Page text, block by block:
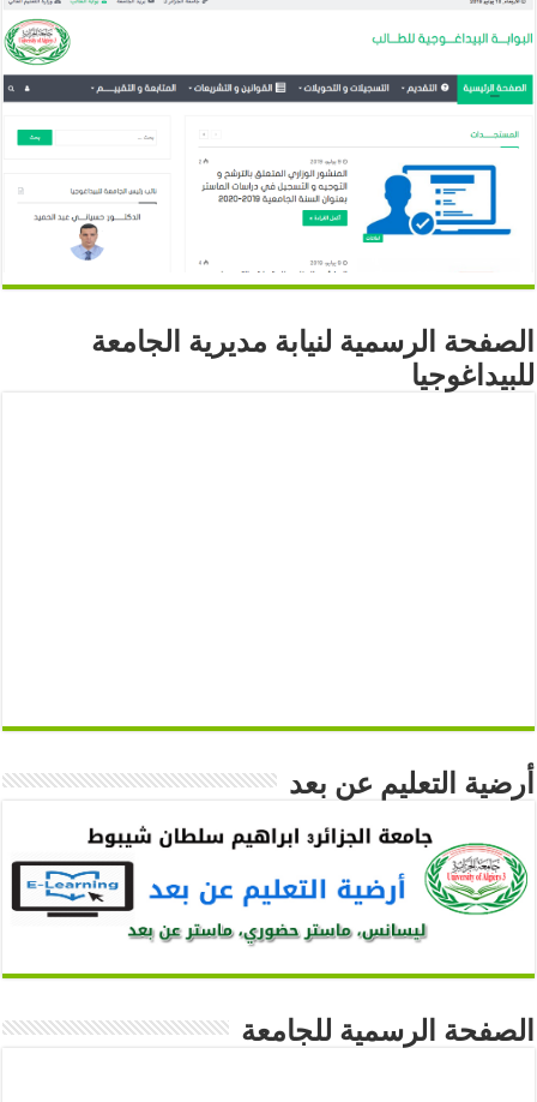
الصفحة الرسمية لنيابة مديرية الجامعة
للبيداغوجيا
أرضية التعليم عن بعد
الصفحة الرسمية للجامعة